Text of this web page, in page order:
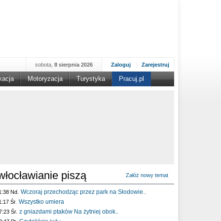
Zaloguj Zarejestruj
sobota, 8 sierpnia 2026
Motoryzacja Turystyka Pracuj.pl
piszą Załóż nowy temat
Nd. Wczoraj przechodząc przez park na Słodowie..
Śr. Wszystko umiera
Śr. z gniazdami ptaków Na żytniej obok..